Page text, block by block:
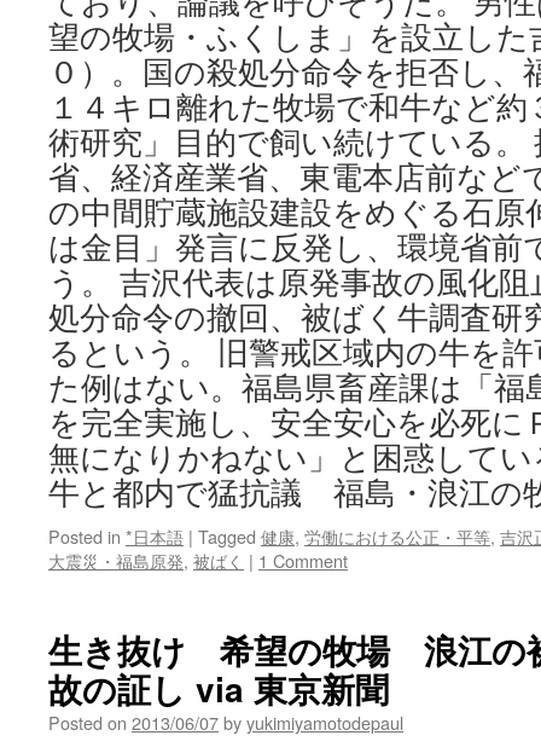
の
男
性
ら、
東
京
で
via
朝
日
新
聞
望の牧場・ふくしま」を設立した
０）。国の殺処分命令を拒否し、
１４キロ離れた牧場で和牛など
術研究」目的で飼い続けている。
省、経済産業省、東電本店前など
の中間貯蔵施設建設をめぐる石原
は金目」発言に反発し、環境省前
う。 吉沢代表は原発事故の風化
処分命令の撤回、被ばく牛調査研
るという。 旧警戒区域内の牛を
た例はない。福島県畜産課は「福
を完全実施し、安全安心を必死
無になりかねない」と困惑して
牛と都内で猛抗議 福島・浪江の
Posted in *日本語 | Tagged 健康, 労働における公正・平等, 吉沢
大震災・福島原発, 被ばく | 1 Comment
生き抜け 希望の牧場 浪江の
故の証し via 東京新聞
Posted on 2013/06/07byyukimiyamotodepaul